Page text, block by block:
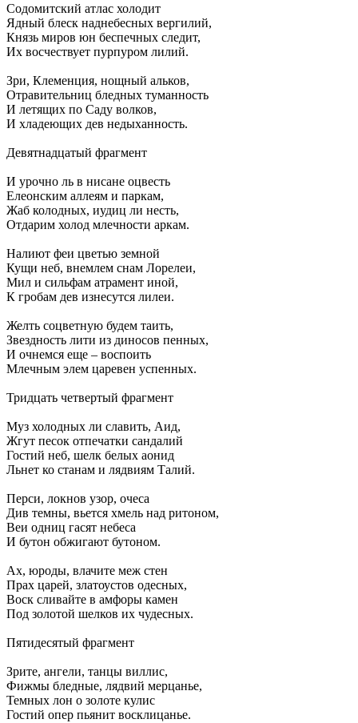
Содомитский атлас холодит
Ядный блеск наднебесных вергилий,
Князь миров юн беспечных следит,
Их восчествует пурпуром лилий.
Зри, Клеменция, нощный альков,
Отравительниц бледных туманность
И летящих по Саду волков,
И хладеющих дев недыханность.
Девятнадцатый фрагмент
И урочно ль в нисане оцвесть
Елеонским аллеям и паркам,
Жаб колодных, иудиц ли несть,
Отдарим холод млечности аркам.
Налиют феи цветью земной
Кущи неб, внемлем снам Лорелеи,
Мил и сильфам атрамент иной,
К гробам дев изнесутся лилеи.
Желть соцветную будем таить,
Звездность лити из диносов пенных,
И очнемся еще – воспоить
Млечным элем царевен успенных.
Тридцать четвертый фрагмент
Муз холодных ли славить, Аид,
Жгут песок отпечатки сандалий
Гостий неб, шелк белых аонид
Льнет ко станам и лядвиям Талий.
Перси, локнов узор, очеса
Див темны, вьется хмель над ритоном,
Веи одниц гасят небеса
И бутон обжигают бутоном.
Ах, юроды, влачите меж стен
Прах царей, златоустов одесных,
Воск сливайте в амфоры камен
Под золотой шелков их чудесных.
Пятидесятый фрагмент
Зрите, ангели, танцы виллис,
Фижмы бледные, лядвий мерцанье,
Темных лон о золоте кулис
Гостий опер пьянит восклицанье.